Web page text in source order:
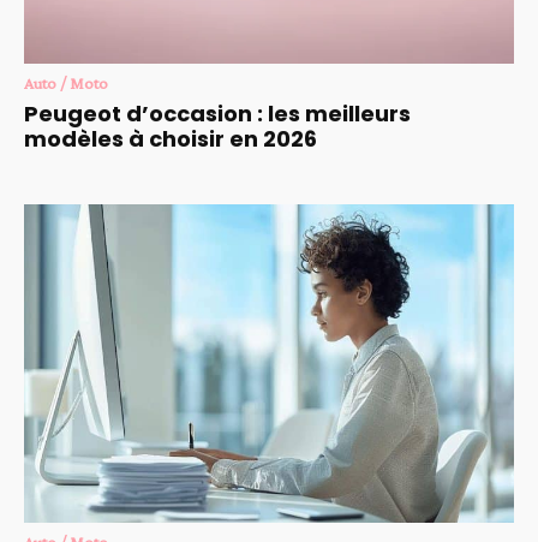
Auto / Moto
Peugeot d’occasion : les meilleurs
modèles à choisir en 2026